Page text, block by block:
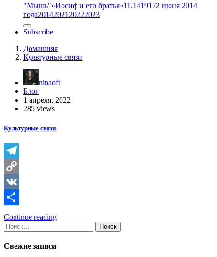
"Мышь"«Иосиф и его братья»11.1419172 июня 2014
года2014202120222023
Subscribe
Домашняя
Культурные связи
ninaoft
Блог
1 апреля, 2022
285 views
Культурные связи
Telegram
Copy
Link
VK
Отправить
Continue reading
Найти:
Свежие записи